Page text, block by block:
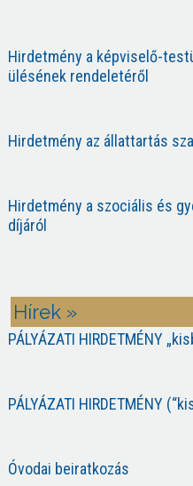
Hirdetmény a képviselő-
ülésének rendeletéről
Hirdetmény az állattartás
Hirdetmény a szociális és
díjáról
Hírek »
PÁLYÁZATI HIRDETMÉNY
PÁLYÁZATI HIRDETMÉNY
Óvodai beiratkozás